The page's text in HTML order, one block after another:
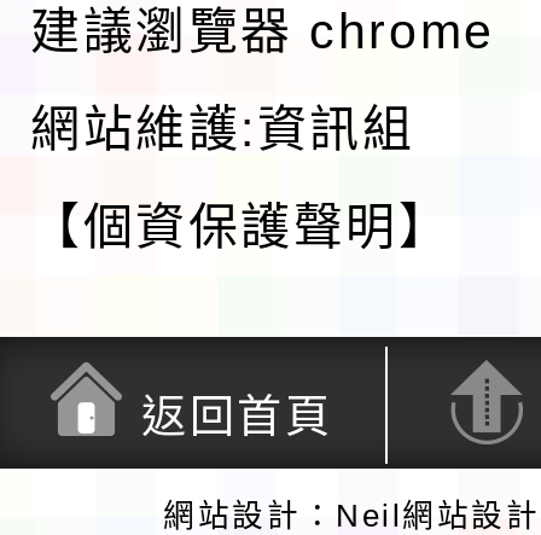
建議瀏覽器 chrome
網站維護:資訊組
【個資保護聲明】
返回首頁
網站設計：Neil網站設